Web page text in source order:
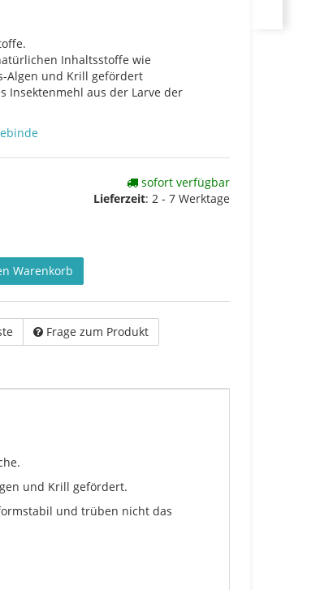
Inhaltsstoffe wie
Algen und Krill gefördert
Insektenmehl aus der Larve der
sofort verfügbar
Lieferzeit: 2 - 7 Werktage
Warenkorb
Frage zum Produkt
und Krill gefördert.
und trüben nicht das